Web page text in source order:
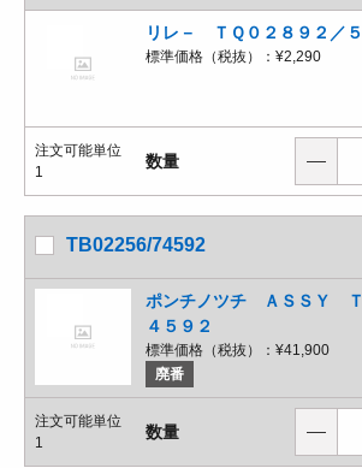
リレ－ ＴＱ０２８９２／
標準価格（税抜）： ¥2,290
注文可能単位
1
数量
TB02256/74592
ポンチノツチ ＡＳＳＹ Ｔ
４５９２
標準価格（税抜）： ¥41,900
廃番
注文可能単位
1
数量